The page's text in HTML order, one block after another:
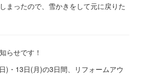
まったので、雪かきをして元に戻りた
らせです！
)・13日(月)の3日間、リフォームアウ